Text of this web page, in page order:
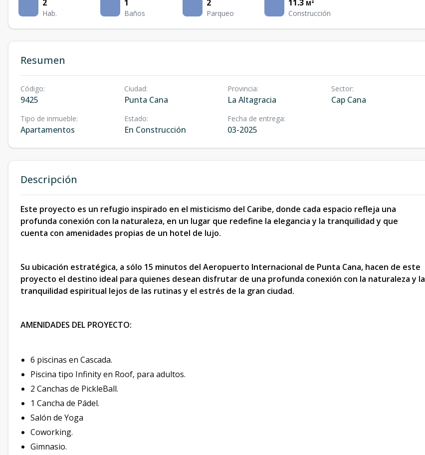
2
Hab.
1
Baños
2
Parqueo
11.3 M²
Construcción
Resumen
Código:
9425
Ciudad:
Punta Cana
Provincia:
La Altagracia
Sector:
Cap Cana
Tipo de inmueble:
Apartamentos
Estado:
En Construcción
Fecha de entrega:
03-2025
Descripción
Este proyecto es un refugio inspirado en el misticismo del Caribe, donde cada espacio refleja una
profunda conexión con la naturaleza, en un lugar que redefine la elegancia y la tranquilidad y que
cuenta con amenidades propias de un hotel de lujo.
Su ubicación estratégica, a sólo 15 minutos del Aeropuerto Internacional de Punta Cana, hacen de este
proyecto el destino ideal para quienes desean disfrutar de una profunda conexión con la naturaleza y la
tranquilidad espiritual lejos de las rutinas y el estrés de la gran ciudad.
AMENIDADES DEL PROYECTO:
6 piscinas en Cascada.
Piscina tipo Infinity en Roof, para adultos.
2 Canchas de PickleBall.
1 Cancha de Pádel.
Salón de Yoga
Coworking.
Gimnasio.